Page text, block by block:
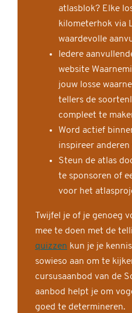
atlasblok? Elke
kilometerhok via
waardevolle
Iedere
website
jouw losse
tellers de
compleet te
Word actief
inspireer
Steun de atlas
te sponsoren of
voor het
Twijfel je of je genoeg
mee te doen met de
quizzen kun je je
sowieso aan om te
cursusaanbod van de
aanbod helpt je om
goed te determineren.